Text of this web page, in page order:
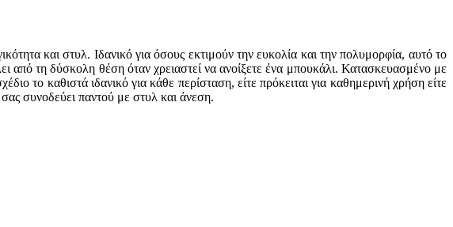
και στυλ. Ιδανικό για όσους εκτιμούν την ευκολία και την πολυμορφία, αυτό το
από τη δύσκολη θέση όταν χρειαστεί να ανοίξετε ένα μπουκάλι. Κατασκευασμένο με
το καθιστά ιδανικό για κάθε περίσταση, είτε πρόκειται για καθημερινή χρήση είτε
συνοδεύει παντού με στυλ και άνεση.